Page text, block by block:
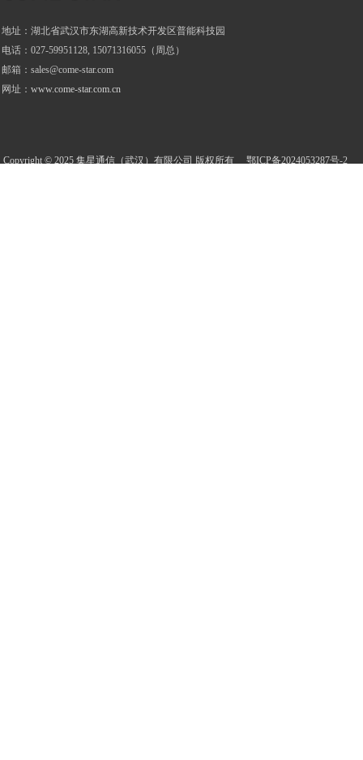
Copyright © 2025 集星通信（武汉）有限公司 版权所有 鄂ICP备2024053287号-2
地址：湖北省武汉市东湖高新技术开发区普能科技园
电话 ： 027-59951128, 15071316055（周总）
邮箱： sales@come-star.com
网址： www.come-star.com.cn